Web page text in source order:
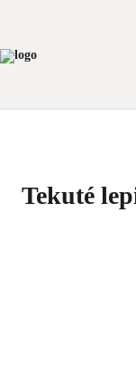
Tekuté